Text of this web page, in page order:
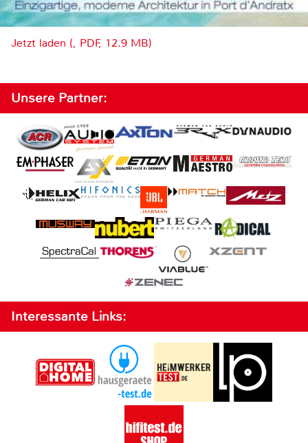
Jetzt laden (, PDF, 12.9 MB)
Unsere Partner:
Interessante Links: